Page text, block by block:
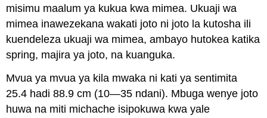
misimu maalum ya kukua kwa mimea. Ukuaji wa
mimea inawezekana wakati joto ni joto la kutosha ili
kuendeleza ukuaji wa mimea, ambayo hutokea katika
spring, majira ya joto, na kuanguka.
Mvua ya mvua ya kila mwaka ni kati ya sentimita
25.4 hadi 88.9 cm (10—35 ndani). Mbuga wenye joto
huwa na miti michache isipokuwa kwa yale